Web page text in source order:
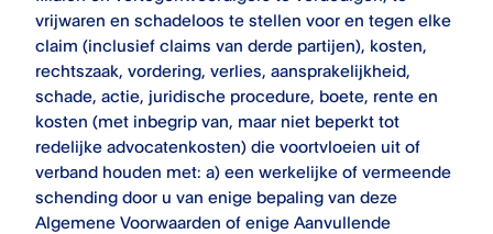
vrijwaren en schadeloos te stellen voor en tegen elke
claim (inclusief claims van derde partijen), kosten,
rechtszaak, vordering, verlies, aansprakelijkheid,
schade, actie, juridische procedure, boete, rente en
kosten (met inbegrip van, maar niet beperkt tot
redelijke advocatenkosten) die voortvloeien uit of
verband houden met: a) een werkelijke of vermeende
schending door u van enige bepaling van deze
Algemene Voorwaarden of enige Aanvullende